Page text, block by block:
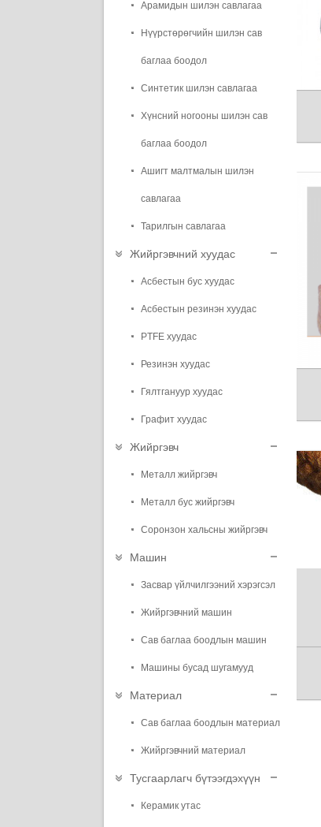
Арамидын шилэн савлагаа
Нүүрстөрөгчийн шилэн сав
баглаа боодол
Синтетик шилэн савлагаа
Хүнсний ногооны шилэн сав
баглаа боодол
Ашигт малтмалын шилэн
савлагаа
Тарилгын савлагаа
Жийргэвчний хуудас
Асбестын бус хуудас
Асбестын резинэн хуудас
PTFE хуудас
Резинэн хуудас
Гялтгануур хуудас
Графит хуудас
Жийргэвч
Металл жийргэвч
Металл бус жийргэвч
Соронзон хальсны жийргэвч
Машин
Засвар үйлчилгээний хэрэгсэл
Жийргэвчний машин
Сав баглаа боодлын машин
Машины бусад шугамууд
Материал
Сав баглаа боодлын материал
Жийргэвчний материал
Тусгаарлагч бүтээгдэхүүн
Керамик утас